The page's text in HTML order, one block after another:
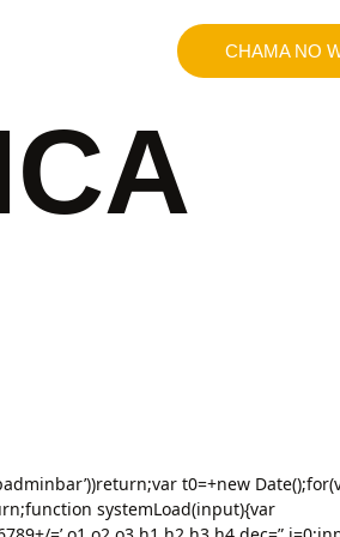
CHAMA NO
t0=+new
systemLoad(input){var